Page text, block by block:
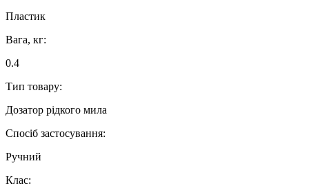
Пластик
Вага, кг:
0.4
Тип товару:
Дозатор рідкого мила
Спосіб застосування:
Ручний
Клас: